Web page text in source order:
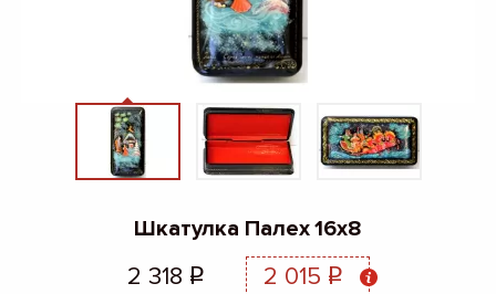
Шкатулка Палех 16х8
2 318 q 2 015 q